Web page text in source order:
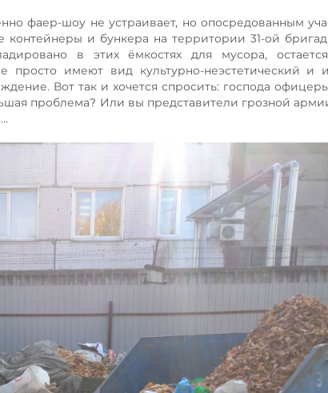
фаер-шоу не устраивает, но опосредованным
и бункера на территории 31-ой
в этих ёмкостях для мусора,
просто имеют вид культурно-неэстетический и
Вот так и хочется спросить: господа
проблема? Или вы представители грозной